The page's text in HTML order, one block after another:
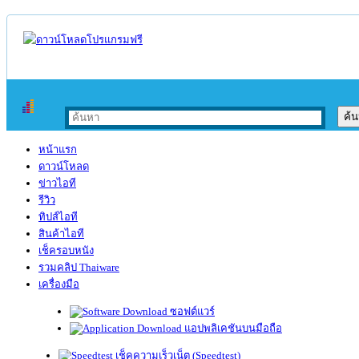
หน้าแรก
ดาวน์โหลด
ข่าวไอที
รีวิว
ทิปส์ไอที
สินค้าไอที
เช็ครอบหนัง
รวมคลิป Thaiware
เครื่องมือ
ซอฟต์แวร์
แอปพลิเคชันบนมือถือ
เช็คความเร็วเน็ต (Speedtest)